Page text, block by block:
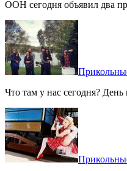
ООН сегодня объявил два
Что там у нас сегодня?